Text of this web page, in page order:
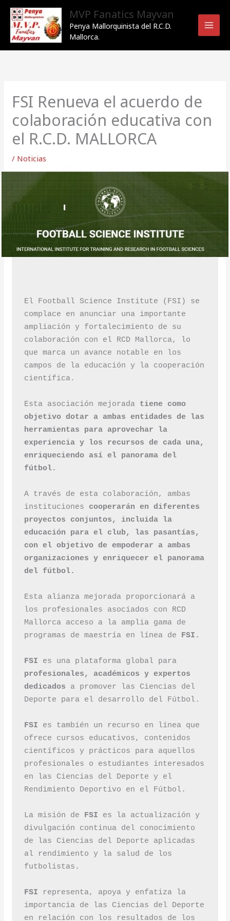
contenido
MVP Fanatics Mayvan
Penya Mallorquinista del R.C.D.
Mallorca.
FSI Renueva el acuerdo de
colaboración educativa con
el R.C.D. MALLORCA
/ Noticias
El Football Science Institute (FSI) se
complace en anunciar una importante
ampliación y fortalecimiento de su
colaboración con el RCD Mallorca, lo
que marca un avance notable en los
campos de la educación y la cooperación
científica.
Esta asociación mejorada tiene como
objetivo dotar a ambas entidades de las
herramientas para aprovechar la
experiencia y los recursos de cada una,
enriqueciendo así el panorama del
fútbol.
A través de esta colaboración, ambas
instituciones cooperarán en diferentes
proyectos conjuntos, incluida la
educación para el club, las pasantías,
con el objetivo de empoderar a ambas
organizaciones y enriquecer el panorama
del fútbol.
Esta alianza mejorada proporcionará a
los profesionales asociados con RCD
Mallorca acceso a la amplia gama de
programas de maestría en línea de FSI.
FSI
profesionales, académicos y expertos
dedicados a promover las Ciencias del
Deporte para el desarrollo del Fútbol.
FSI es también un recurso en línea que
ofrece cursos educativos, contenidos
científicos y prácticos para aquellos
profesionales o estudiantes interesados
​​en las Ciencias del Deporte y el
Rendimiento Deportivo en el Fútbol.
La misión de FSI es la actualización y
divulgación continua del conocimiento
de las Ciencias del Deporte aplicadas
al rendimiento y la salud de los
futbolistas.
FSI
representa, apoya y enfatiza la
importancia de las Ciencias del Deporte
en relación con los resultados de los